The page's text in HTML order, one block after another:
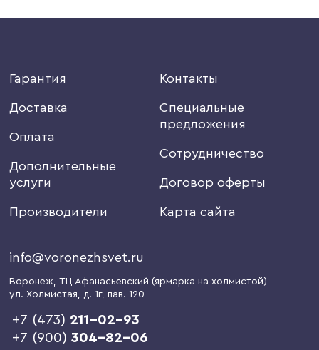
Гарантия
Доставка
Оплата
Дополнительные
услуги
Производители
Контакты
Специальные
предложения
Сотрудничество
Договор оферты
Карта сайта
info@voronezhsvet.ru
Воронеж, ТЦ Афанасьевский (ярмарка на холмистой)
ул. Холмистая, д. 1г, пав. 120
+7 (473) 211-02-93
+7 (900)304-82-06